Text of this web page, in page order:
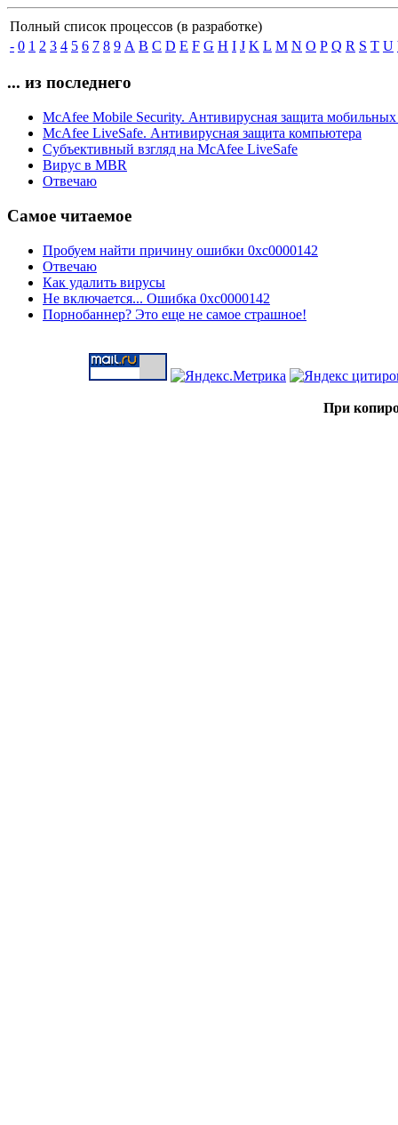
Полный список процессов (в разработке)
- 0 1 2 3 4 5 6 7 8 9 A B C D E F G H I J K L M N O P Q R S T U
... из последнего
McAfee Mobile Security. Антивирусная защита мобильных
McAfee LiveSafe. Антивирусная защита компьютера
Субъективный взгляд на McAfee LiveSafe
Вирус в MBR
Отвечаю
Самое читаемое
Пробуем найти причину ошибки 0xc0000142
Отвечаю
Как удалить вирусы
Не включается... Ошибка 0xc0000142
Порнобаннер? Это еще не самое страшное!
При